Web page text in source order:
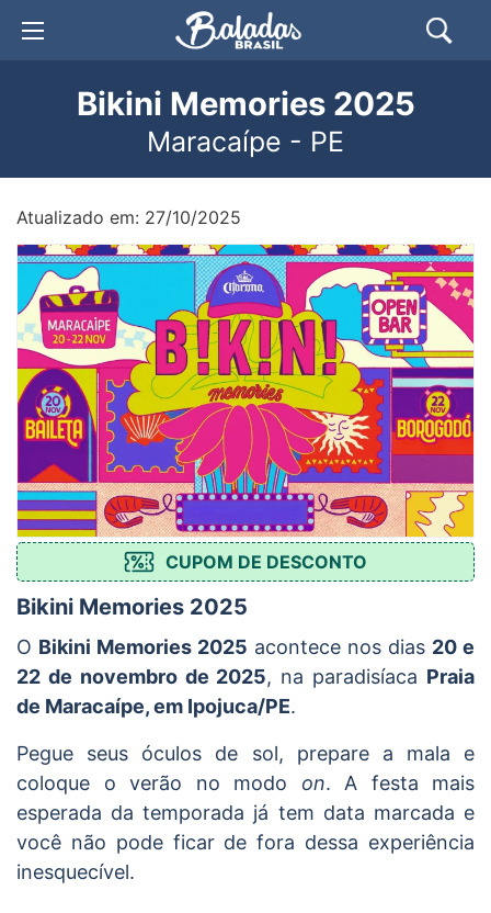
Bikini Memories 2025
Maracaípe - PE
Atualizado em: 27/10/2025
CUPOM DE DESCONTO
Bikini Memories 2025
O Bikini Memories 2025 acontece nos dias 20 e
22 de novembro de 2025, na paradisíaca Praia
de Maracaípe, em Ipojuca/PE.
Pegue seus óculos de sol, prepare a mala e
coloque o verão no modo on. A festa mais
esperada da temporada já tem data marcada e
você não pode ficar de fora dessa experiência
inesquecível.